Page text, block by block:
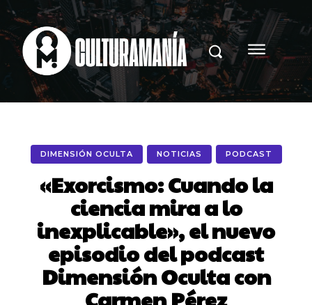
DIMENSIÓN OCULTA NOTICIAS PODCAST
«Exorcismo: Cuando la
ciencia mira a lo
inexplicable», el nuevo
episodio del podcast
Dimensión Oculta con
Carmen Pérez